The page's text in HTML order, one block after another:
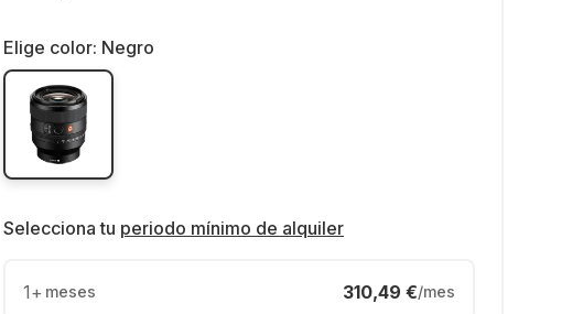
Elige color: Negro
Selecciona tu periodo mínimo de alquiler
1+ meses 310,49 €/mes